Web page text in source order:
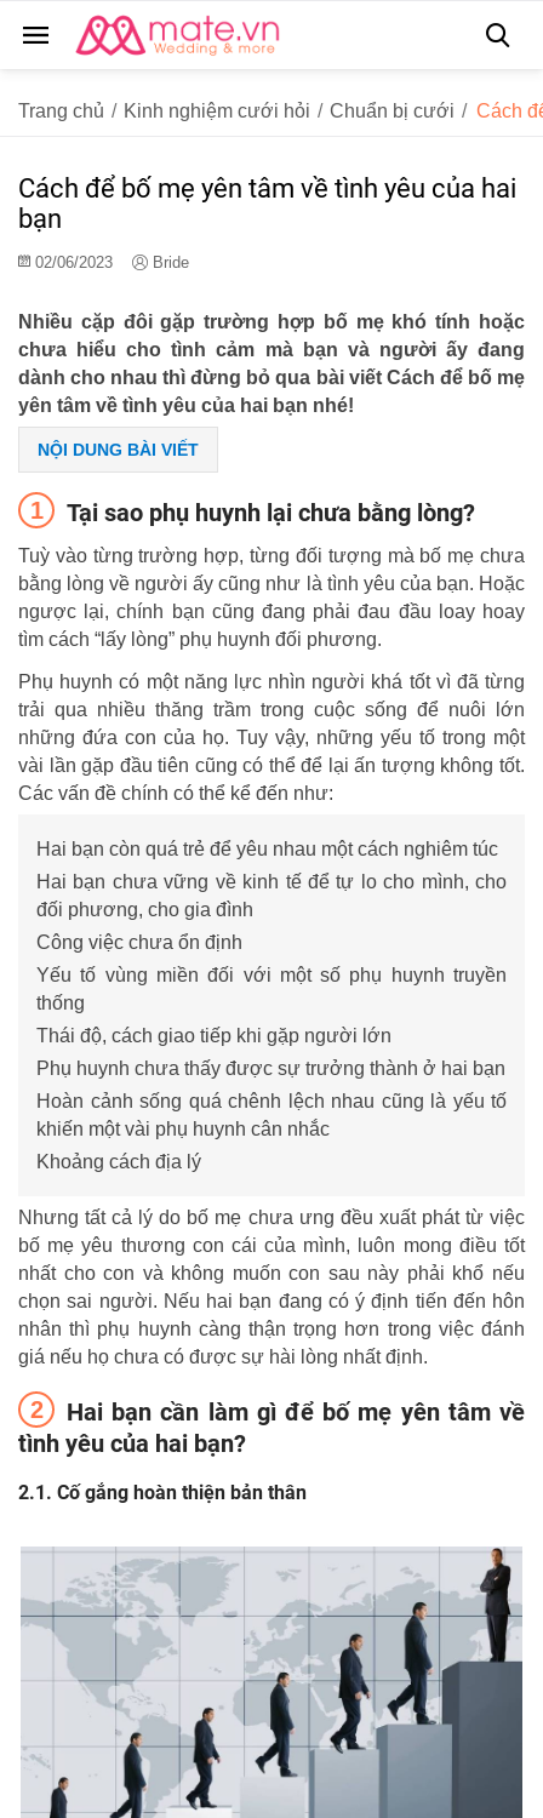
Trang chủ / Kinh nghiệm cưới hỏi / Chuẩn bị cưới / Cách
Cách để bố mẹ yên tâm về tình yêu của hai
bạn
02/06/2023 Bride
Nhiều cặp đôi gặp trường hợp bố mẹ khó tính hoặc
chưa hiểu cho tình cảm mà bạn và người ấy đang
dành cho nhau thì đừng bỏ qua bài viết Cách để bố mẹ
yên tâm về tình yêu của hai bạn nhé!
NỘI DUNG BÀI VIẾT
Tại sao phụ huynh lại chưa bằng lòng?
Tuỳ vào từng trường hợp, từng đối tượng mà bố mẹ chưa
bằng lòng về người ấy cũng như là tình yêu của bạn. Hoặc
ngược lại, chính bạn cũng đang phải đau đầu loay hoay
tìm cách “lấy lòng” phụ huynh đối phương.
Phụ huynh có một năng lực nhìn người khá tốt vì đã từng
trải qua nhiều thăng trầm trong cuộc sống để nuôi lớn
những đứa con của họ. Tuy vậy, những yếu tố trong một
vài lần gặp đầu tiên cũng có thể để lại ấn tượng không tốt.
Các vấn đề chính có thể kể đến như:
Hai bạn còn quá trẻ để yêu nhau một cách nghiêm túc
Hai bạn chưa vững về kinh tế để tự lo cho mình, cho
đối phương, cho gia đình
Công việc chưa ổn định
Yếu tố vùng miền đối với một số phụ huynh truyền
thống
Thái độ, cách giao tiếp khi gặp người lớn
Phụ huynh chưa thấy được sự trưởng thành ở hai bạn
Hoàn cảnh sống quá chênh lệch nhau cũng là yếu tố
khiến một vài phụ huynh cân nhắc
Khoảng cách địa lý
Nhưng tất cả lý do bố mẹ chưa ưng đều xuất phát từ việc
bố mẹ yêu thương con cái của mình, luôn mong điều tốt
nhất cho con và không muốn con sau này phải khổ nếu
chọn sai người. Nếu hai bạn đang có ý định tiến đến hôn
nhân thì phụ huynh càng thận trọng hơn trong việc đánh
giá nếu họ chưa có được sự hài lòng nhất định.
Hai bạn cần làm gì để bố mẹ yên tâm về
tình yêu của hai bạn?
Cố gắng hoàn thiện bản thân